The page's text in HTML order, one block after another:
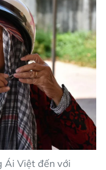
Ái Việt đến với